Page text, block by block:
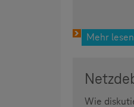
Mehr lesen
Wie